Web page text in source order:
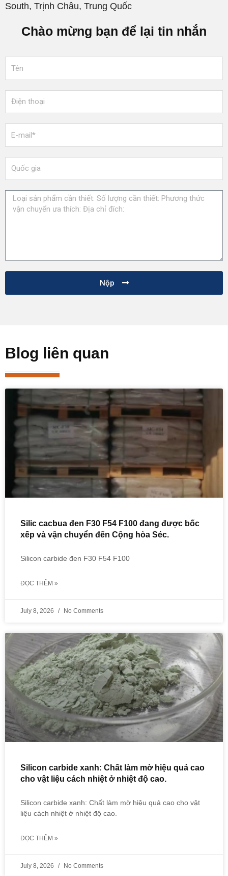
South, Trịnh Châu, Trung Quốc
Chào mừng bạn để lại tin nhắn
Nộp
Blog liên quan
Silic cacbua đen F30 F54 F100 đang được bốc
xếp và vận chuyển đến Cộng hòa Séc.
Silicon carbide đen F30 F54 F100
ĐỌC THÊM »
July 8, 2026 No Comments
Silicon carbide xanh: Chất làm mờ hiệu quả cao
cho vật liệu cách nhiệt ở nhiệt độ cao.
Silicon carbide xanh: Chất làm mờ hiệu quả cao cho vật
liệu cách nhiệt ở nhiệt độ cao.
ĐỌC THÊM »
July 8, 2026 No Comments